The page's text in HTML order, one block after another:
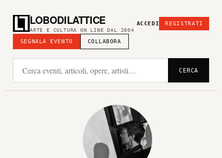
LOBODILATTICE
ARTE E CULTURA ON LINE DAL 2004
SEGNALA EVENTO COLLABORA
ACCEDI REGISTRATI
CERCA